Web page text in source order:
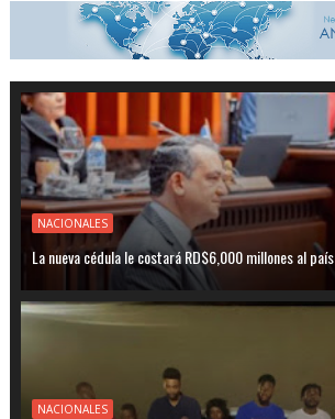
NACIONALES
La nueva cédula le costará RD$6,000 millones al país
NACIONALES